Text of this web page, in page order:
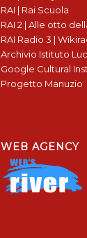
RAI | Rai Scuola
RAI 2 | Alle otto
RAI Radio 3 |
Archivio Istituto
Google Cultural
Progetto Manuzio
WEB AGENCY